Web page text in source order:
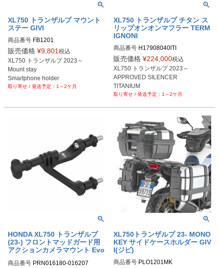
XL750 トランザルプ マウント
ステー GIVI
商品番号
販売価格 ¥9,801 税込
XL750 トランザルプ 2023～
Mount stay
1～2ケ月
XL750 トランザルプ チタン ス
リップオンオンマフラー TERM
IGNONI
商品番号 H17908040ITI
販売価格 ¥224,000税込
XL750 トランザルプ 2023～
APPROVED SILENCER
TITANIUM
1～2ケ月
HONDA XL750 トランザルプ
(23-) フロントマッドガード用
アクションカメラマウント Evo
商品番号 PRN016180-016207
XL750トランザルプ 23- MONO
KEY サイドケースホルダー GIV
I(ジビ)
商品番号 PLO1201MK